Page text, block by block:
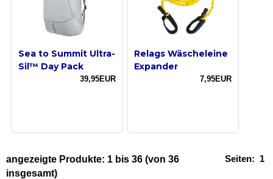
Sea to Summit Ultra-
Sil™ Day Pack
39,95EUR
Relags Wäscheleine
Expander
7,95EUR
Seiten: 1
angezeigte Produkte: 1 bis 36 (von 36
insgesamt)